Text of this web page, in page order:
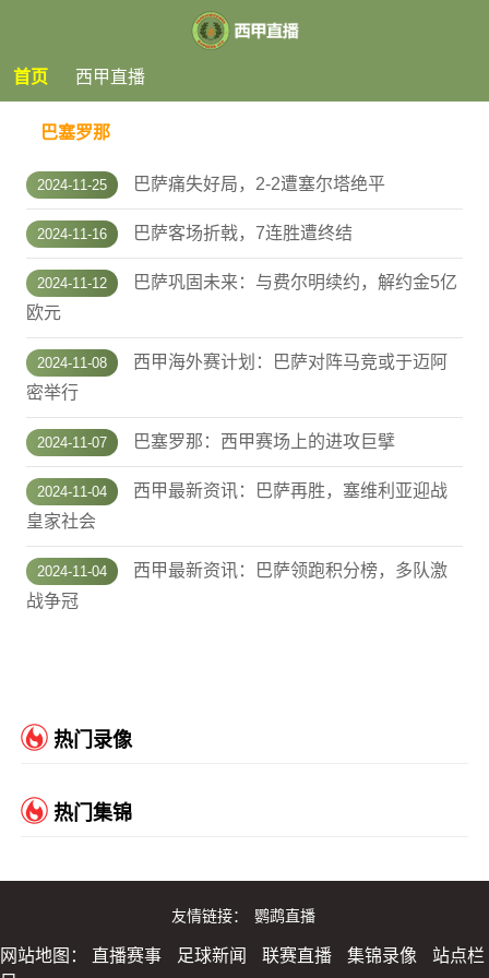
首页 西甲直播
巴塞罗那
2024-11-25 巴萨痛失好局，2-2遭塞尔塔绝平
2024-11-16 巴萨客场折戟，7连胜遭终结
2024-11-12
巴萨巩固未来：与费尔明续约，解约金5亿
欧元
2024-11-08
西甲海外赛计划：巴萨对阵马竞或于迈阿
密举行
2024-11-07 巴塞罗那：西甲赛场上的进攻巨擘
2024-11-04
西甲最新资讯：巴萨再胜，塞维利亚迎战
皇家社会
2024-11-04
西甲最新资讯：巴萨领跑积分榜，多队激
战争冠
热门录像
热门集锦
友情链接： 鹦鹉直播
网站地图： 直播赛事 足球新闻 联赛直播 集锦录像
站点栏